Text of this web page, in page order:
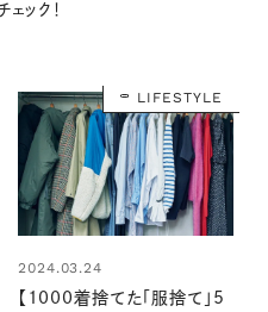
ェック！
LIFESTYLE
2024.03.24
【1000着捨てた「服捨て」5